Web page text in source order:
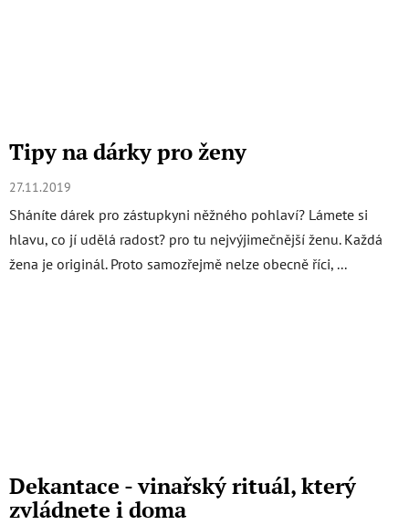
Tipy na dárky pro ženy
27.11.2019
Sháníte dárek pro zástupkyni něžného pohlaví? Lámete si
hlavu, co jí udělá radost? pro tu nejvýjimečnější ženu. Každá
žena je originál. Proto samozřejmě nelze obecně říci, ...
Dekantace - vinařský rituál, který
zvládnete i doma